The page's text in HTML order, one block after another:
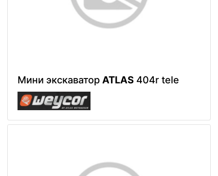
Мини экскаватор ATLAS 404r tele